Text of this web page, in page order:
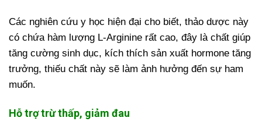
Các nghiên cứu y học hiện đại cho biết, thảo dược này
có chứa hàm lượng L-Arginine rất cao, đây là chất giúp
tăng cường sinh dục, kích thích sản xuất hormone tăng
trưởng, thiếu chất này sẽ làm ảnh hưởng đến sự ham
muốn.
Hỗ trợ trừ thấp, giảm đau